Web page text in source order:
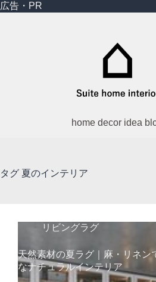
コ
広告・PR
home decor idea
タグ 夏のインテリア
リビングラグ
天然素材の夏ラグ｜麻・リネン
なナチュラルインテリア